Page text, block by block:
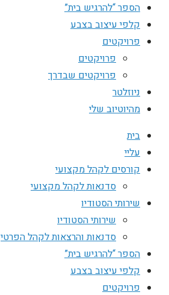
הספר “להרגיש בית”
קלפי עיצוב בצבע
פרויקטים
פרויקטים
פרויקטים שבדרך
ניוזלטר
מהיוטיוב שלי
בית
עליי
קורסים לקהל מקצועי
סדנאות לקהל מקצועי
שירותי הסטודיו
שירותי הסטודיו
סדנאות והרצאות לקהל הפרטי
הספר “להרגיש בית”
קלפי עיצוב בצבע
פרויקטים